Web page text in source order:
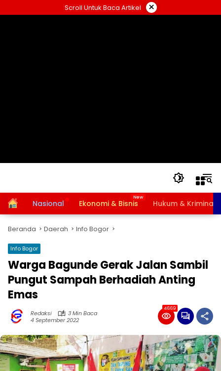
ke
Scroll Untuk Baca Artikel ×
HomeNasional Ekonomi & Bisnis Hukum & Kriminal
Beranda Daerah Info Bogor
Info Bogor
Warga Bagunde Gerak Jalan Sambil
Pungut Sampah Berhadiah Anting
Emas
Redaksi
3 Min Baca
4 September 2022
4669